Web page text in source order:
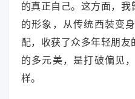
的真正自己。这方面，我
的形象，从传统西装变
配，收获了众多年轻朋友
的多元美，是打破偏见
样。